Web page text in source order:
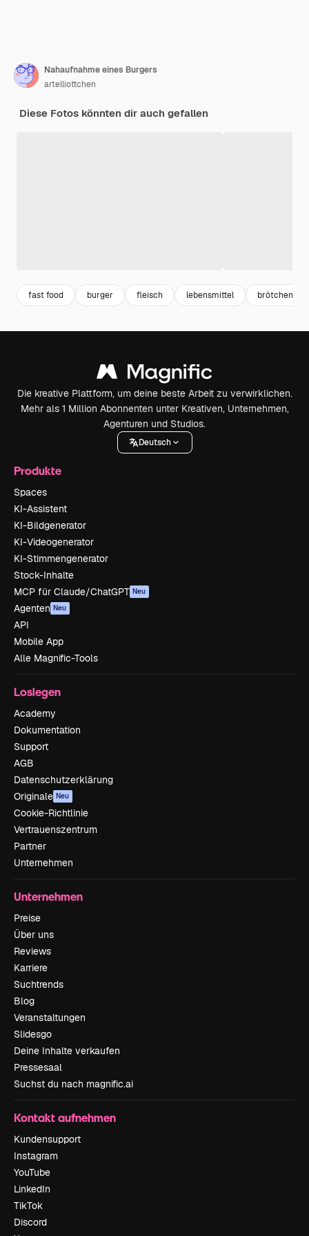
Nahaufnahme eines Burgers
artelliottchen
Diese Fotos könnten dir auch gefallen
fast food burger fleisch lebensmittel brötchen
Die kreative Plattform, um deine beste Arbeit zu verwirklichen.
Mehr als 1 Million Abonnenten unter Kreativen, Unternehmen,
Agenturen und Studios.
Deutsch
Produkte
Spaces
KI-Assistent
KI-Bildgenerator
KI-Videogenerator
KI-Stimmengenerator
Stock-Inhalte
MCP für Claude/ChatGPT Neu
Agenten Neu
API
Mobile App
Alle Magnific-Tools
Loslegen
Academy
Dokumentation
Support
AGB
Datenschutzerklärung
Originale Neu
Cookie-Richtlinie
Vertrauenszentrum
Partner
Unternehmen
Unternehmen
Preise
Über uns
Reviews
Karriere
Suchtrends
Blog
Veranstaltungen
Slidesgo
Deine Inhalte verkaufen
Pressesaal
Suchst du nach magnific.ai
Kontakt aufnehmen
Kundensupport
Instagram
YouTube
LinkedIn
TikTok
Discord